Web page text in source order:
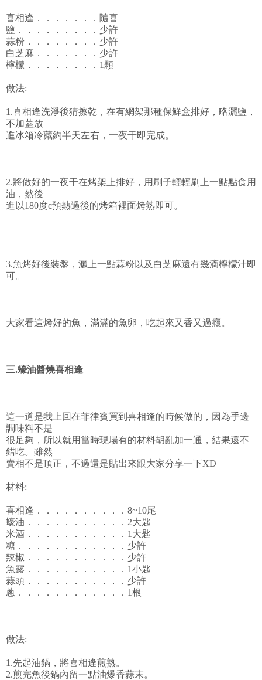
喜相逢．．．．．．．隨喜
鹽．．．．．．．．．少許
蒜粉．．．．．．．．少許
白芝麻．．．．．．．少許
檸檬．．．．．．．．1顆
做法:
1.喜相逢洗淨後猜擦乾，在有網架那種保鮮盒排好，略灑鹽，
不加蓋放
進冰箱冷藏約半天左右，一夜干即完成。
2.將做好的一夜干在烤架上排好，用刷子輕輕刷上一點點食用
油，然後
進以180度c預熱過後的烤箱裡面烤熟即可。
3.魚烤好後裝盤，灑上一點蒜粉以及白芝麻還有幾滴檸檬汁即
可。
大家看這烤好的魚，滿滿的魚卵，吃起來又香又過癮。
三.蠔油醬燒喜相逢
這一道是我上回在菲律賓買到喜相逢的時候做的，因為手邊
調味料不是
很足夠，所以就用當時現場有的材料胡亂加一通，結果還不
錯吃。雖然
賣相不是頂正，不過還是貼出來跟大家分享一下XD
材料:
喜相逢．．．．．．．．．．8~10尾
蠔油．．．．．．．．．．．2大匙
米酒．．．．．．．．．．．1大匙
糖．．．．．．．．．．．．少許
辣椒．．．．．．．．．．．少許
魚露．．．．．．．．．．．1小匙
蒜頭．．．．．．．．．．．少許
蔥．．．．．．．．．．．．1根
做法:
1.先起油鍋，將喜相逢煎熟。
2.煎完魚後鍋內留一點油爆香蒜末。